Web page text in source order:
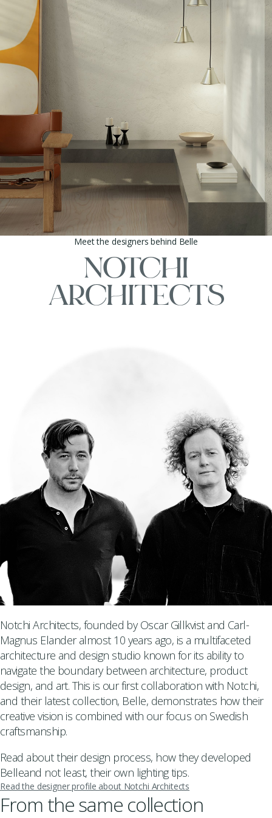
Meet the designers behind Belle
NOTCHI
ARCHITECTS
Notchi Architects, founded by Oscar Gillkvist and Carl-
Magnus Elander almost 10 years ago, is a multifaceted
architecture and design studio known for its ability to
navigate the boundary between architecture, product
design, and art. This is our first collaboration with Notchi,
and their latest collection, Belle, demonstrates how their
creative vision is combined with our focus on Swedish
craftsmanship.
Read about their design process, how they developed
Belleand not least, their own lighting tips.
Read the designer profile about Notchi Architects
From the same collection